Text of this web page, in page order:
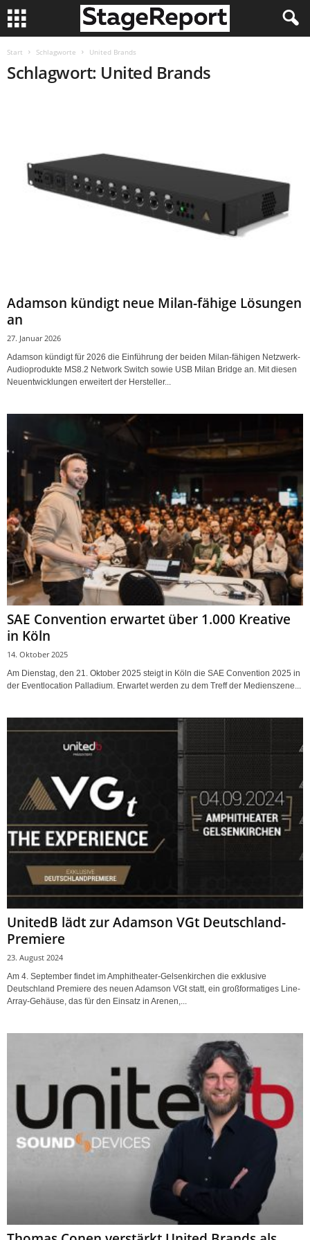
Start Schlagworte United Brands
Schlagwort: United Brands
Adamson kündigt neue Milan-fähige Lösungen
an
27. Januar 2026
Adamson kündigt für 2026 die Einführung der beiden Milan-fähigen Netzwerk-
Audioprodukte MS8.2 Network Switch sowie USB Milan Bridge an. Mit diesen
Neuentwicklungen erweitert der Hersteller...
SAE Convention erwartet über 1.000 Kreative
in Köln
14. Oktober 2025
Am Dienstag, den 21. Oktober 2025 steigt in Köln die SAE Convention 2025 in
der Eventlocation Palladium. Erwartet werden zu dem Treff der Medienszene...
UnitedB lädt zur Adamson VGt Deutschland-
Premiere
23. August 2024
Am 4. September findet im Amphitheater-Gelsenkirchen die exklusive
Deutschland Premiere des neuen Adamson VGt statt, ein großformatiges Line-
Array-Gehäuse, das für den Einsatz in Arenen,...